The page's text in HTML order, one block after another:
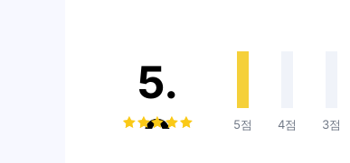
5.
0
5점 4점 3점